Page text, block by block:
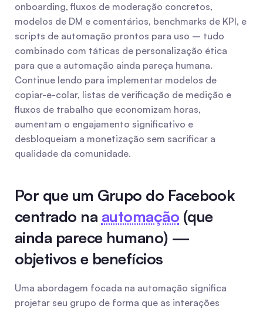
onboarding, fluxos de moderação concretos,
modelos de DM e comentários, benchmarks de KPI, e
scripts de automação prontos para uso – tudo
combinado com táticas de personalização ética
para que a automação ainda pareça humana.
Continue lendo para implementar modelos de
copiar-e-colar, listas de verificação de medição e
fluxos de trabalho que economizam horas,
aumentam o engajamento significativo e
desbloqueiam a monetização sem sacrificar a
qualidade da comunidade.
Por que um Grupo do Facebook
centrado na automação (que
ainda parece humano) —
objetivos e benefícios
Uma abordagem focada na automação significa
projetar seu grupo de forma que as interações